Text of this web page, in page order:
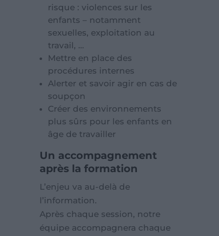
risque : violences sur les
enfants – notamment
sexuelles, exploitation au
travail, …
Mettre en place des
procédures internes
Alerter et savoir agir en cas de
soupçon
Créer des environnements
plus sûrs pour les enfants en
âge de travailler
Un accompagnement
après la formation
L’enjeu va au-delà de
l’information.
Après chaque session, notre
équipe accompagnera chaque